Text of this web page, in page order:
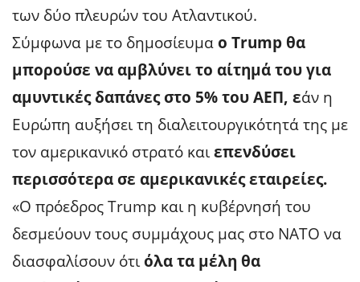
των δύο πλευρών του Ατλαντικού.
Σύμφωνα με το δημοσίευμαο Trump θα
μπορούσε να αμβλύνει το αίτημά του για
αμυντικές δαπάνες στο 5% του ΑΕΠ, εάν η
Ευρώπη αυξήσει τη διαλειτουργικότητά της με
τον αμερικανικό στρατό καιεπενδύσει
περισσότερα σε αμερικανικές εταιρείες.
«Ο πρόεδρος Trump και η κυβέρνησή του
δεσμεύουν τους συμμάχους μας στο ΝΑΤΟ να
διασφαλίσουν ότιόλα τα μέλη θα